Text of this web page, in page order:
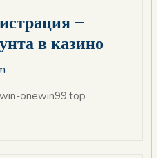
—
в казино
onewin99.top